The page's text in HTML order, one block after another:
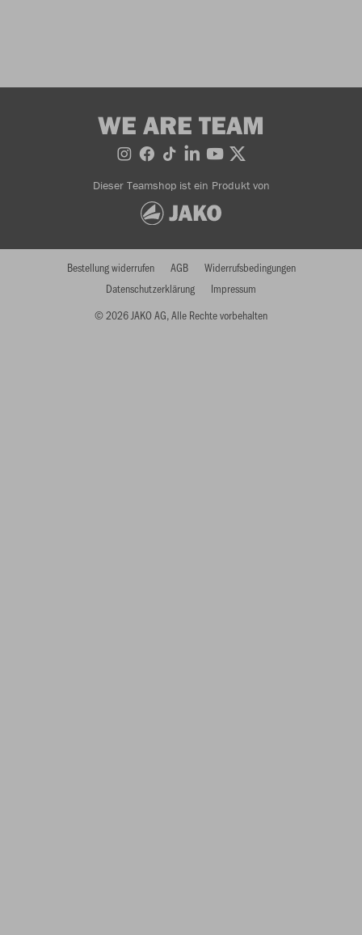
WE ARE TEAM
Dieser Teamshop ist ein Produkt von
© 2026 JAKO AG, Alle Rechte vorbehalten
Bestellung widerrufen AGB
Widerrufsbedingungen
Datenschutzerklärung
Impressum